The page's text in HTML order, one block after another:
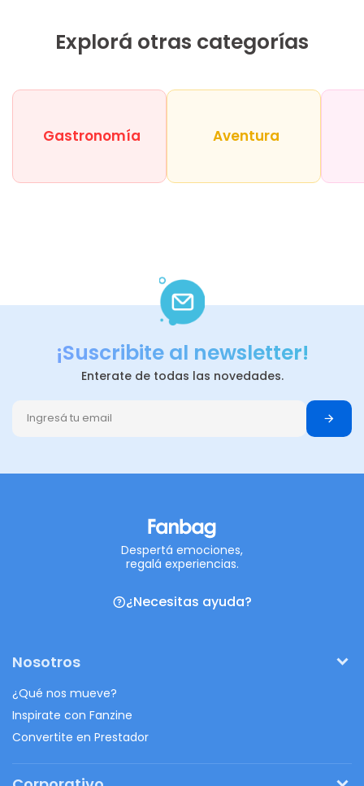
Explorá otras categorías
Gastronomía Aventura
¡Suscribite al newsletter!
Enterate de todas las novedades.
Despertá emociones,
regalá experiencias.
¿Necesitas ayuda?
Nosotros
¿Qué nos mueve?
Inspirate con Fanzine
Convertite en Prestador